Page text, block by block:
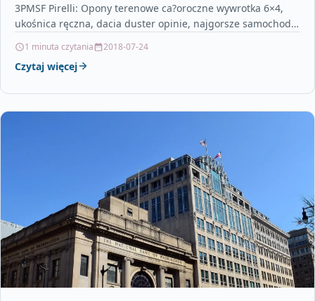
3PMSF Pirelli: Opony terenowe ca?oroczne wywrotka 6×4,
ukośnica ręczna, dacia duster opinie, najgorsze samochody,
1 minuta czytania 2018-07-24
Czytaj więcej